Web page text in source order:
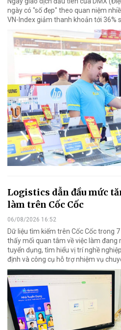
ngày có "số đẹp" theo quan niệm
VN-Index giảm thanh khoản tới 36%
Logistics dẫn đầu mức
làm trên Cốc Cốc
06/08/2026 16:52
Dữ liệu tìm kiếm trên Cốc Cốc trong
thấy mối quan tâm về việc làm đang
tuyển dụng, tìm hiểu vị trí nghề
định và công cụ hỗ trợ nhiệm vụ